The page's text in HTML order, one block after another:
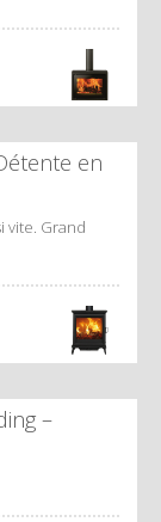
en
vite. Grand
–